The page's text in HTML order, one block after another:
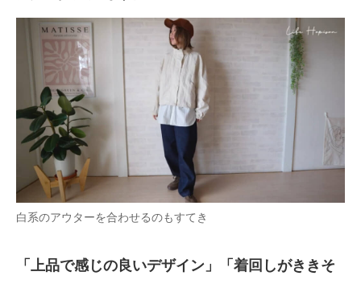
白系のアウターを合わせるのもすてき
「上品で感じの良いデザイン」「着回しがききそ